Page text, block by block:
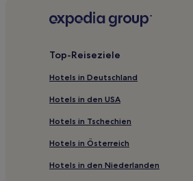
Hotels nahe Loude-Stadt
Hotels nahe Sishan-
Hotels nahe Bahnhof Heze
Hotels nahe Friedhof von
Top-Reiseziele
Hotels in Deutschland
Hotels in den USA
Hotels in Tschechien
Hotels in Österreich
Hotels in den Niederlanden